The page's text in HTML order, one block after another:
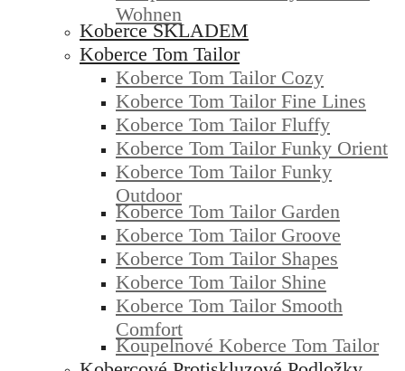
Wohnen
Koberce SKLADEM
Koberce Tom Tailor
Koberce Tom Tailor Cozy
Koberce Tom Tailor Fine Lines
Koberce Tom Tailor Fluffy
Koberce Tom Tailor Funky Orient
Koberce Tom Tailor Funky
Outdoor
Koberce Tom Tailor Garden
Koberce Tom Tailor Groove
Koberce Tom Tailor Shapes
Koberce Tom Tailor Shine
Koberce Tom Tailor Smooth
Comfort
Koupelnové Koberce Tom Tailor